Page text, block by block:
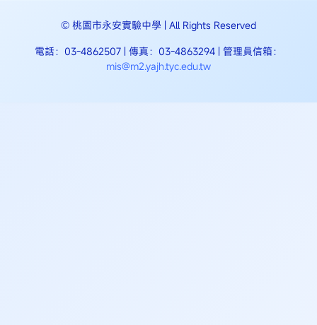
© 桃園市永安實驗中學 | All Rights Reserved
電話：03-4862507 | 傳真：03-4863294 | 管理員信箱：
mis@m2.yajh.tyc.edu.tw